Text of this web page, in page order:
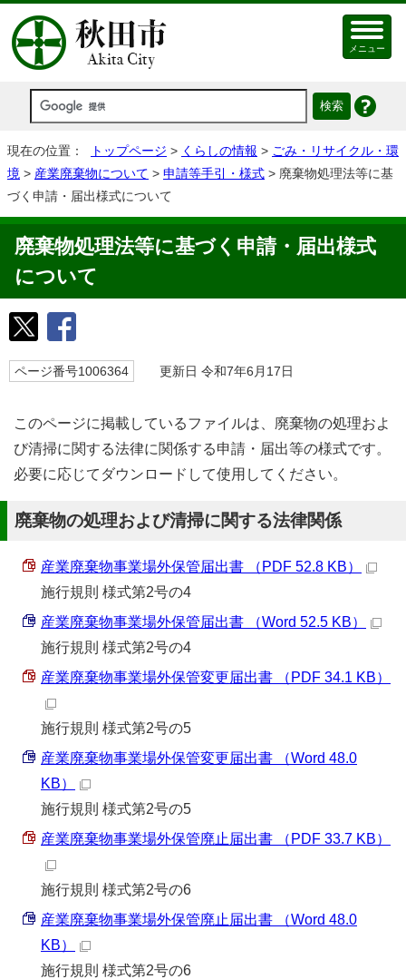
メニュー
現在の位置： トップページ > くらしの情報 > ごみ・リサイクル・環
境 > 産業廃棄物について > 申請等手引・様式 > 廃棄物処理法等に基
づく申請・届出様式について
廃棄物処理法等に基づく申請・届出様式
について
ページ番号1006364 更新日 令和7年6月17日
このページに掲載しているファイルは、廃棄物の処理およ
び清掃に関する法律に関係する申請・届出等の様式です。
必要に応じてダウンロードして使用してください。
廃棄物の処理および清掃に関する法律関係
産業廃棄物事業場外保管届出書 （PDF 52.8 KB）
施行規則 様式第2号の4
産業廃棄物事業場外保管届出書 （Word 52.5 KB）
施行規則 様式第2号の4
産業廃棄物事業場外保管変更届出書 （PDF 34.1 KB）
施行規則 様式第2号の5
産業廃棄物事業場外保管変更届出書 （Word 48.0
KB）
施行規則 様式第2号の5
産業廃棄物事業場外保管廃止届出書 （PDF 33.7 KB）
施行規則 様式第2号の6
産業廃棄物事業場外保管廃止届出書 （Word 48.0
KB）
施行規則 様式第2号の6